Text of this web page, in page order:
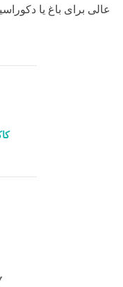
عالی برای باغ یا